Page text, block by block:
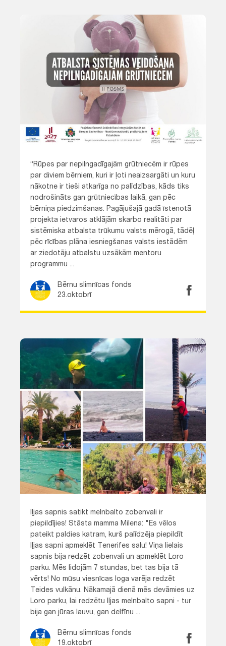
“Rūpes par nepilngadīgajām grūtniecēm ir rūpes
par diviem bērniem, kuri ir ļoti neaizsargāti un kuru
nākotne ir tieši atkarīga no palīdzības, kāds tiks
nodrošināts gan grūtniecības laikā, gan pēc
bērniņa piedzimšanas. Pagājušajā gadā īstenotā
projekta ietvaros atklājām skarbo realitāti par
sistēmiska atbalsta trūkumu valsts mērogā, tādēļ
pēc rīcības plāna iesniegšanas valsts iestādēm
ar ziedotāju atbalstu uzsākām mentoru
programmu ...
Bērnu slimnīcas fonds
23.oktobrī
Iļjas sapnis satikt melnbalto zobenvali ir
piepildījies! Stāsta mamma Milena: "Es vēlos
pateikt paldies katram, kurš palīdzēja piepildīt
Iļjas sapni apmeklēt Tenerifes salu! Viņa lielais
sapnis bija redzēt zobenvali un apmeklēt Loro
parku. Mēs lidojām 7 stundas, bet tas bija tā
vērts! No mūsu viesnīcas loga varēja redzēt
Teides vulkānu. Nākamajā dienā mēs devāmies uz
Loro parku, lai redzētu Iļjas melnbalto sapni - tur
bija gan jūras lauvu, gan delfīnu ...
Bērnu slimnīcas fonds
19.oktobrī